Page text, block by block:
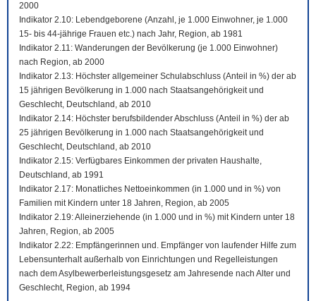
2000
Indikator 2.10: Lebendgeborene (Anzahl, je 1.000 Einwohner, je 1.000
15- bis 44-jährige Frauen etc.) nach Jahr, Region, ab 1981
Indikator 2.11: Wanderungen der Bevölkerung (je 1.000 Einwohner)
nach Region, ab 2000
Indikator 2.13: Höchster allgemeiner Schulabschluss (Anteil in %) der ab
15 jährigen Bevölkerung in 1.000 nach Staatsangehörigkeit und
Geschlecht, Deutschland, ab 2010
Indikator 2.14: Höchster berufsbildender Abschluss (Anteil in %) der ab
25 jährigen Bevölkerung in 1.000 nach Staatsangehörigkeit und
Geschlecht, Deutschland, ab 2010
Indikator 2.15: Verfügbares Einkommen der privaten Haushalte,
Deutschland, ab 1991
Indikator 2.17: Monatliches Nettoeinkommen (in 1.000 und in %) von
Familien mit Kindern unter 18 Jahren, Region, ab 2005
Indikator 2.19: Alleinerziehende (in 1.000 und in %) mit Kindern unter 18
Jahren, Region, ab 2005
Indikator 2.22: Empfängerinnen und. Empfänger von laufender Hilfe zum
Lebensunterhalt außerhalb von Einrichtungen und Regelleistungen
nach dem Asylbewerberleistungsgesetz am Jahresende nach Alter und
Geschlecht, Region, ab 1994